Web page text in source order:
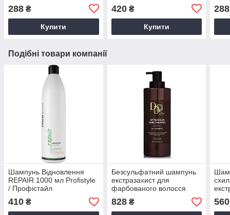
махагоновий шатен
288 ₴
Купити
420₴
Купити
288
Подібні товари компанії
Шампунь Відновлення
REPAIR 1000 мл Profistyle
/ Профістайл
410 ₴
Безсульфатний шампунь
екстразахист для
фарбованого волосся
1000 мл 3D line
828₴ 560